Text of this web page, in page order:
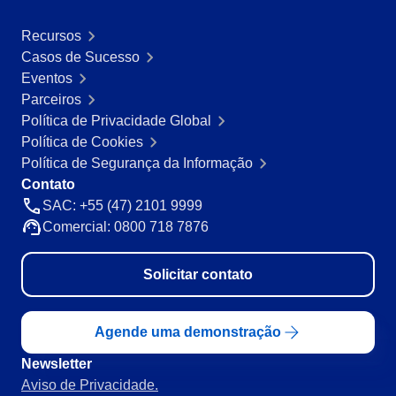
COBIT
ISO 20000
ISO 10015
ISO 22301
ISO 31000
ISO 26000
ISO 37001
ISO 15100
ISO 19011
ISO 45001
ISO 55000
ITIL
ISO 14971
FDA 21 CFR Part 11
FDA 21 CFR Part 820
LGPD
Recursos
Casos de Sucesso
Eventos
Parceiros
Política de Privacidade Global
Política de Cookies
Política de Segurança da Informação
Contato
SAC: +55 (47) 2101 9999
Comercial: 0800 718 7876
Solicitar contato
Agende uma demonstração
Newsletter
Aviso de Privacidade.